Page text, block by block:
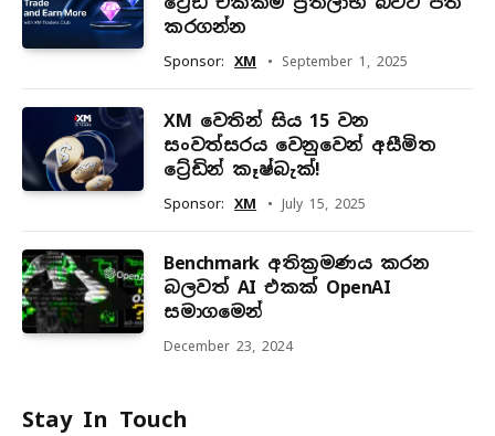
කරගන්න
Sponsor: XM September 1, 2025
XM වෙතින් සිය 15 වන
සංවත්සරය වෙනුවෙන් අසීමිත
ට්‍රේඩින් කෑෂ්බැක්!
Sponsor: XM July 15, 2025
Benchmark අතික්‍රමණය කරන
බලවත් AI එකක් OpenAI
සමාගමෙන්
December 23, 2024
Stay In Touch